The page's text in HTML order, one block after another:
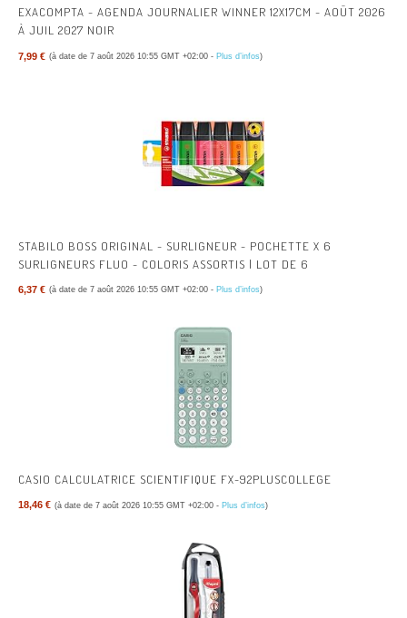
EXACOMPTA - AGENDA JOURNALIER WINNER 12X17CM - AOÛT 2026
À JUIL 2027 NOIR
7,99 € (à date de 7 août 2026 10:55 GMT +02:00 - Plus d’infos)
STABILO BOSS ORIGINAL - SURLIGNEUR - POCHETTE X 6
SURLIGNEURS FLUO - COLORIS ASSORTIS | LOT DE 6
6,37 € (à date de 7 août 2026 10:55 GMT +02:00 - Plus d’infos)
CASIO CALCULATRICE SCIENTIFIQUE FX-92PLUSCOLLEGE
18,46 € (à date de 7 août 2026 10:55 GMT +02:00 - Plus d’infos)